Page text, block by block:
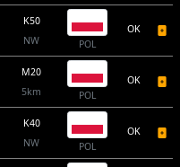
K50
NW
POL
OK
M20
5km
POL
OK
K40
NW
POL
OK